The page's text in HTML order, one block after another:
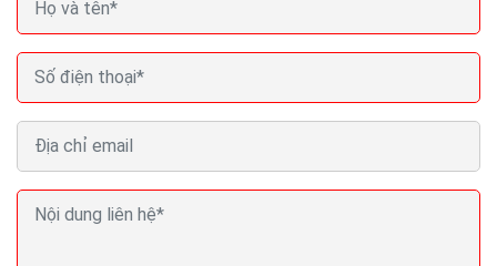
Marketing tiếp thị quảng cáo truyền miệng hình